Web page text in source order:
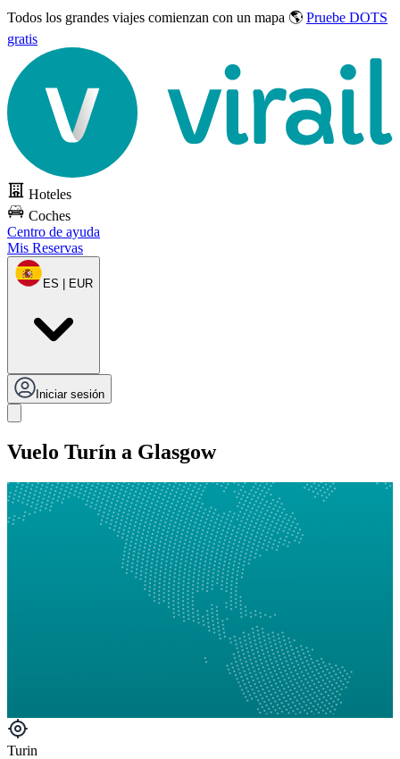
Todos los grandes viajes comienzan con un mapa 🌎 Pruebe DOTS
gratis
Hoteles
Coches
Centro de ayuda
Mis Reservas
ES | EUR
Iniciar sesión
Vuelo Turín a Glasgow
Turin